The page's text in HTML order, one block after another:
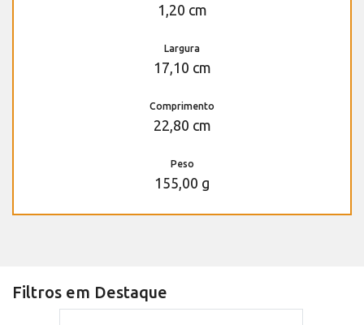
1,20 cm
Largura
17,10 cm
Comprimento
22,80 cm
Peso
155,00 g
Filtros em Destaque